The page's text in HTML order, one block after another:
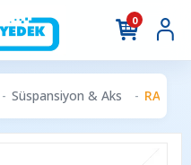
0
Süspansiyon & Aks